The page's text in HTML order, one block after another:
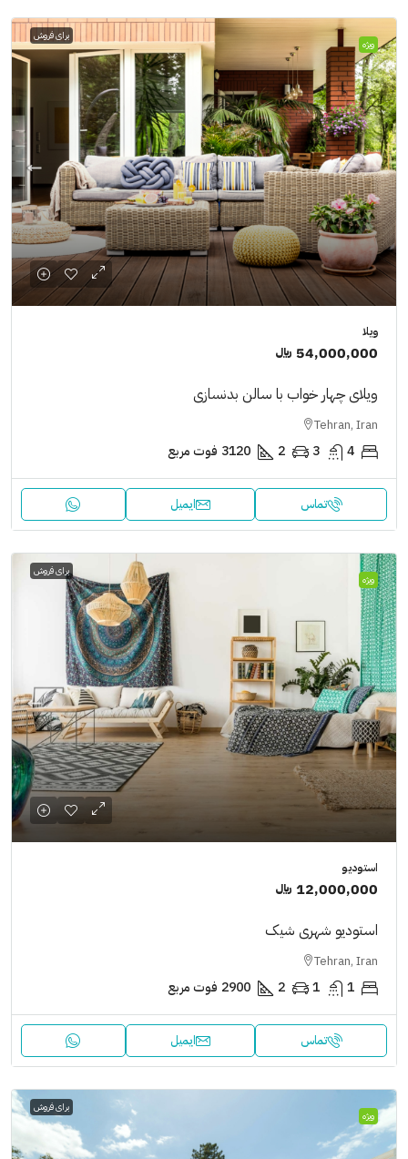
ویژه
برای فروش
ویلا
54,000,000 ﷼
ویلای چهار خواب با سالن بدنسازی
Tehran, Iran
4
3
2
3120 فوت مربع
تماس ایمیل
ویژه
برای فروش
استودیو
12,000,000 ﷼
استودیو شهری شیک
Tehran, Iran
1
1
2
2900 فوت مربع
تماس ایمیل
ویژه
برای فروش